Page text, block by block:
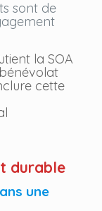
sont de
la SOA
cette
durable
une